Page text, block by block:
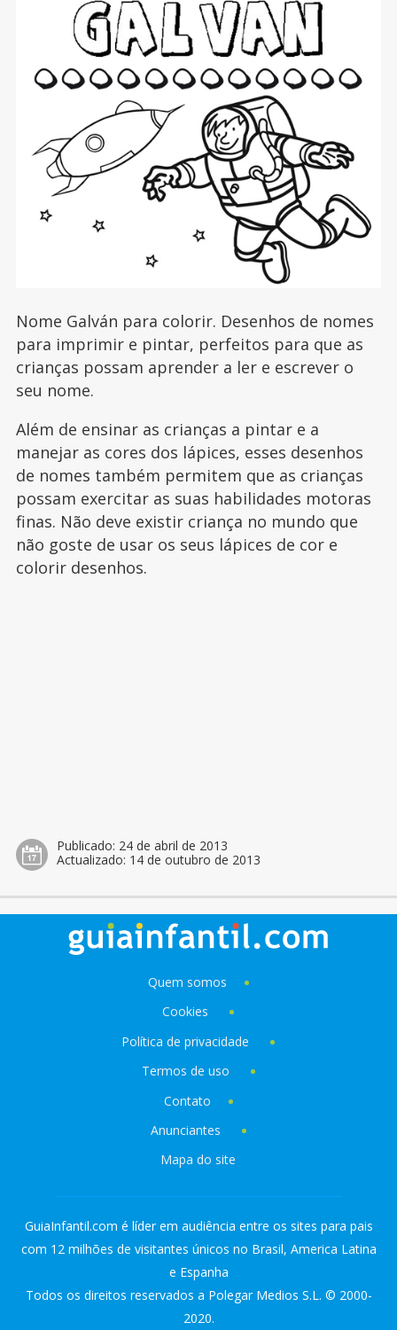
Nome Galván para colorir. Desenhos de nomes
para imprimir e pintar, perfeitos para que as
crianças possam aprender a ler e escrever o
seu nome.
Além de ensinar as crianças a pintar e a
manejar as cores dos lápices, esses desenhos
de nomes também permitem que as crianças
possam exercitar as suas habilidades motoras
finas. Não deve existir criança no mundo que
não goste de usar os seus lápices de cor e
colorir desenhos.
Publicado: 24 de abril de 2013
Actualizado: 14 de outubro de 2013
Quem somos
Cookies
Política de privacidade
Termos de uso
Contato
Anunciantes
Mapa do site
GuiaInfantil.com é líder em audiência entre os sites para pais
com 12 milhões de visitantes únicos no Brasil, America Latina
e Espanha
Todos os direitos reservados a Polegar Medios S.L. © 2000-
2020.